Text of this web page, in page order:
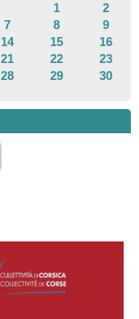
1
2
7 8
9
14 15
16
21 22
23
28 29
30